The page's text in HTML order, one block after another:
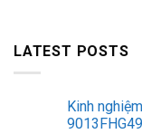
LATEST POSTS
Kinh